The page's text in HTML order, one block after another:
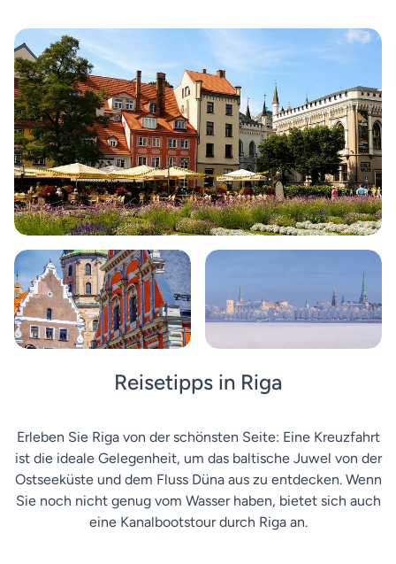
Reisetipps in Riga
Erleben Sie Riga von der schönsten Seite: Eine Kreuzfahrt
ist die ideale Gelegenheit, um das baltische Juwel von der
Ostseeküste und dem Fluss Düna aus zu entdecken. Wenn
Sie noch nicht genug vom Wasser haben, bietet sich auch
eine Kanalbootstour durch Riga an.